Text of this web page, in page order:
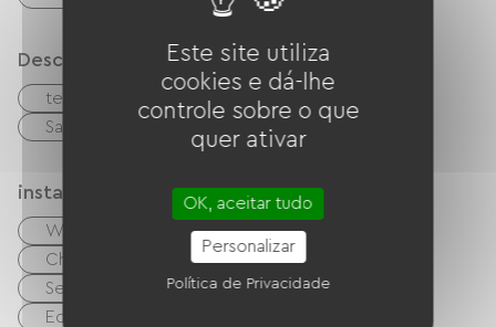
Descrição
terraço
terreno privado fechado
Sala de estar/Sala de TV
instalações
Wi-Fi grátis TV
Leitor de DVD
Churrasco
Garden Lounge
Secador de cabelo
Equipamento de engomar
Este site utiliza
cookies e dá-lhe
controle sobre o que
quer ativar
OK, aceitar tudo
Personalizar
Política de Privacidade